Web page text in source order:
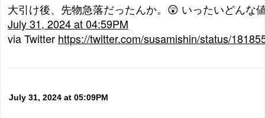
大引け後、先物急落だったんか。😲 いったいどんな
July 31, 2024 at 04:59PM
via Twitter https://twitter.com/susamishin/status/
July 31, 2024 at 05:09PM